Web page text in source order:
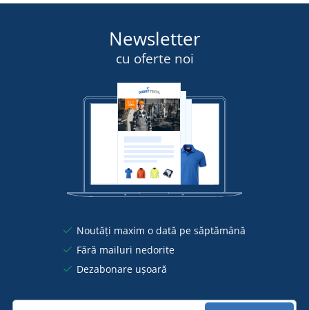
Newsletter
cu oferte noi
Noutăți maxim o dată pe săptămână
Fără mailuri nedorite
Dezabonare ușoară